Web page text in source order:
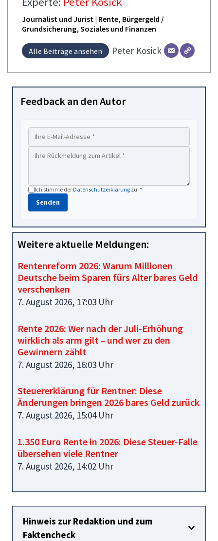
Journalist und Jurist | Rente, Bürgergeld /
Grundsicherung, Soziales und Finanzen
Alle Beiträge ansehen Peter Kosick
Feedback an den Autor
Ich stimme derDatenschutzerklärung zu. *
Senden
Weitere aktuelle Meldungen:
Rentenreform 2026: Warum Millionen
Deutsche beim Sparen fürs Alter bares Geld
verschenken
7. August 2026, 17:03 Uhr
Rente 2026: Wer nach der Juli-Erhöhung
wirklich als arm gilt – und wer zu den
Gewinnern zählt
7. August 2026, 16:03 Uhr
Steuererklärung für Rentner: Diese
Änderungen bringen 2026 bares Geld zurück
7. August 2026, 15:04 Uhr
1.350 Euro Rente in 2026: Diese Steuer-Falle
übersehen viele Rentner
7. August 2026, 14:02 Uhr
Hinweis zur Redaktion und zum
Faktencheck